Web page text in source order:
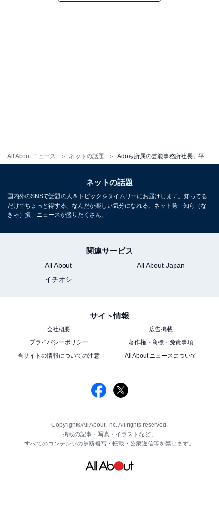
All About ニュース ネットの話題
ネットの話題
国内外のSNSで話題の人＆トピックをタイムリーにお届けします。知ってる
だけでちょっと得する、なんだか楽しい気分になれる、ネット発「知ら（な
きゃ）損」ニュースが盛りだくさん。
関連サービス
All About
All About Japan
イチオシ
サイト情報
会社概要
広告掲載
プライバシーポリシー
著作権・商標・免責事項
当サイトの情報についての注意
All About ニュースについて
Copyright©All About, Inc. All rights reserved.
掲載の記事・写真・イラストなど、
すべてのコンテンツの無断複写・転載・公衆送信等を禁じます。